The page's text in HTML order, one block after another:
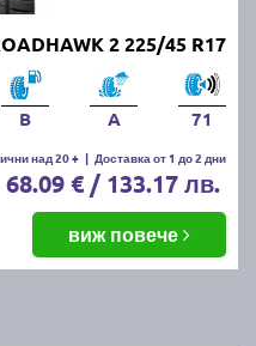
2 225/45 R17
B A 71
над 20 + | Доставка от 1 до 2 дни
68.09 € / 133.17 лв.
виж повече